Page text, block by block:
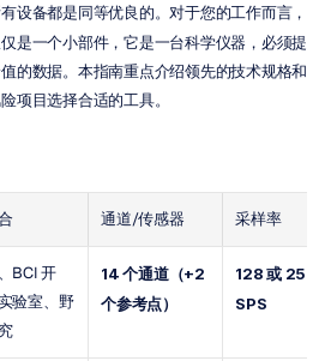
设备都是同等优良的。对于您的工作而言，
是一个小部件，它是一台科学仪器，必须提
的数据。本指南重点介绍领先的技术规格和
项目选择合适的工具。
通道/传感器 采样率
BCI 开
验室、野
14 个通道（+2
个参考点）
128 或 256
SPS